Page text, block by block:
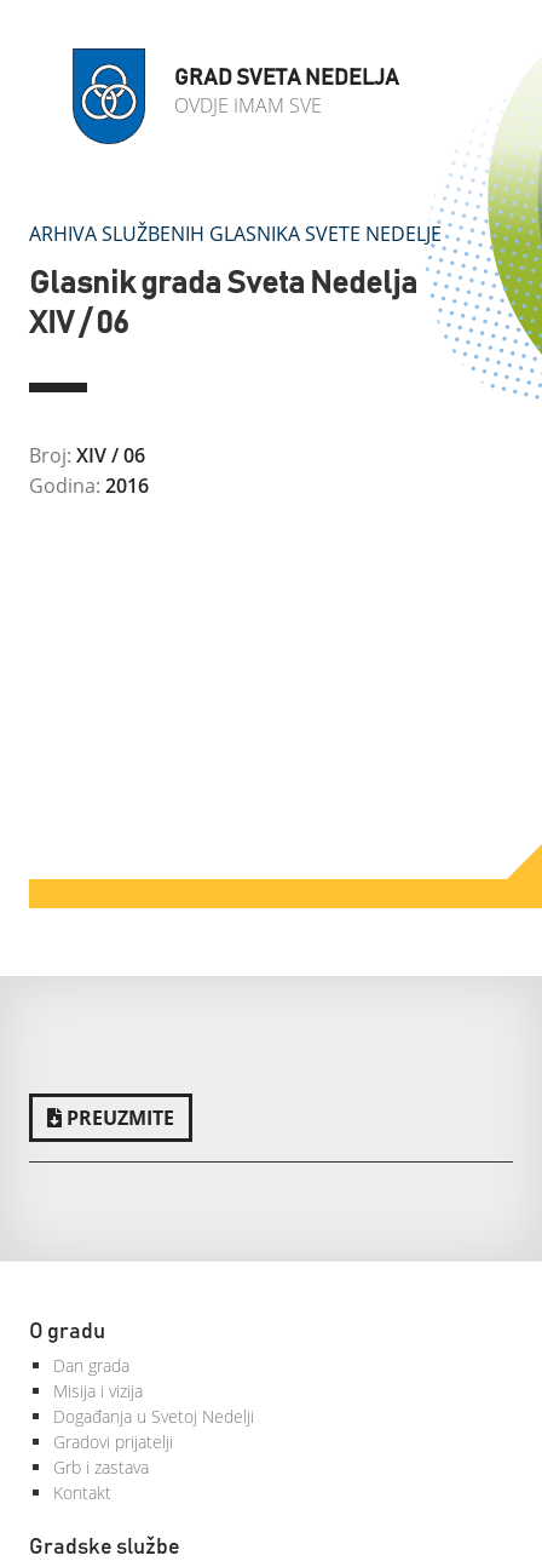
GRAD SVETA NEDELJA
OVDJE IMAM SVE
ARHIVA SLUŽBENIH GLASNIKA SVETE NEDELJE
Glasnik grada Sveta Nedelja
XIV / 06
Broj: XIV / 06
Godina: 2016
PREUZMITE
O gradu
Dan grada
Misija i vizija
Događanja u Svetoj Nedelji
Gradovi prijatelji
Grb i zastava
Kontakt
Gradske službe